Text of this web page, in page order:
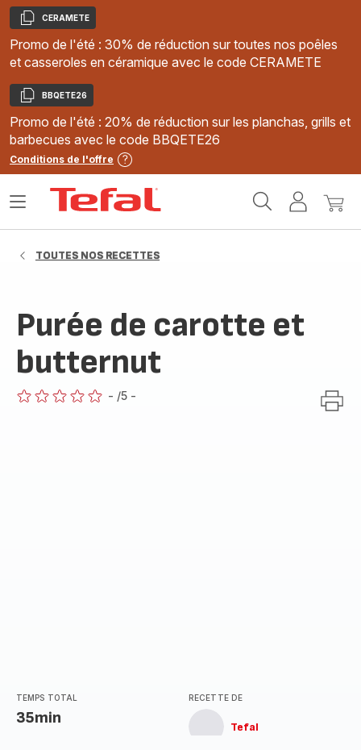
Copier
CERAMETE
Promo de l'été : 30% de réduction sur toutes nos poêles
et casseroles en céramique avec le code CERAMETE
Copier
BBQETE26
Promo de l'été : 20% de réduction sur les planchas, grills et
barbecues avec le code BBQETE26
Conditions de l'offre
MonMon
Ouvrir
TOUTES NOS RECETTES
Purée de carotte et
butternut
- /5 -
TEMPS TOTAL
35min
RECETTE DE
Tefal